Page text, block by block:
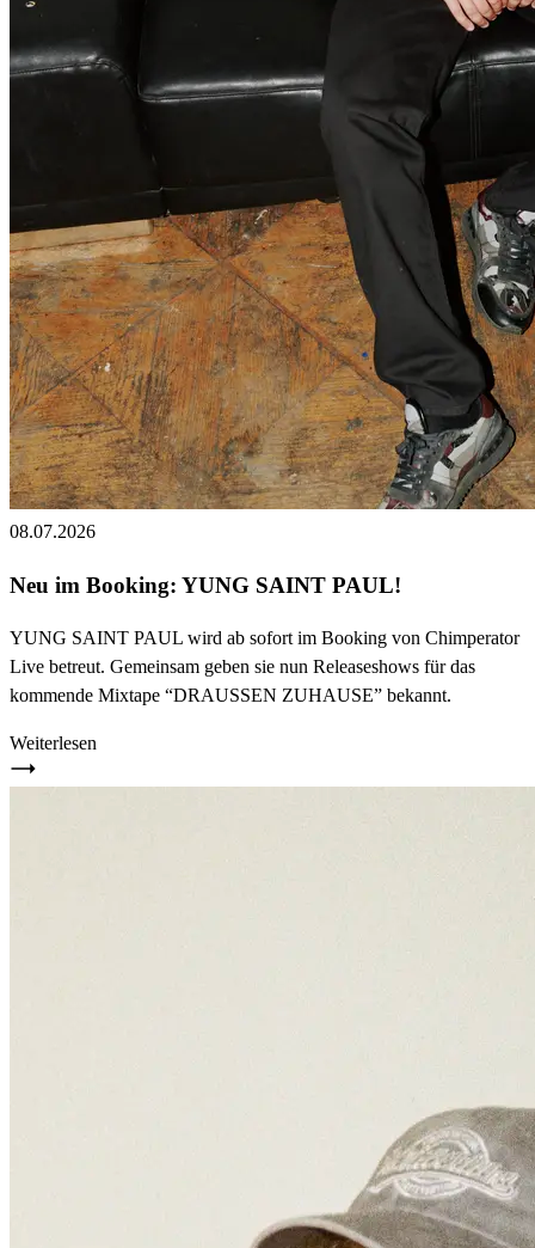
08.07.2026
Neu im Booking: YUNG SAINT PAUL!
YUNG SAINT PAUL wird ab sofort im Booking von Chimperator
Live betreut. Gemeinsam geben sie nun Releaseshows für das
kommende Mixtape “DRAUSSEN ZUHAUSE” bekannt.
Weiterlesen